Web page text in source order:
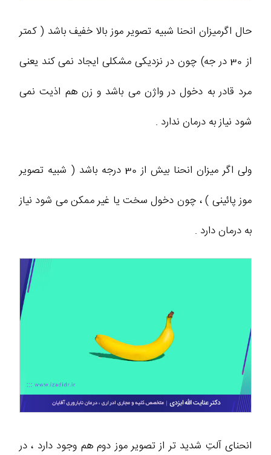
حال اگرمیزان انحنا شبیه تصویر موز بالا خفیف باشد ( کمتر
از 30 در جه) چون در نزدیکی مشکلی ایجاد نمی کند یعنی
مرد قادر به دخول در واژن می باشد و زن هم اذیت نمی
شود نیاز به درمان ندارد .
ولی اگر میزان انحنا بیش از 30 درجه باشد ( شبیه تصویر
موز پائینی ) ، چون دخول سخت یا غیر ممکن می شود نیاز
به درمان دارد .
انحنای آلتِ شدید تر از تصویر موز دوم هم وجود دارد ، در